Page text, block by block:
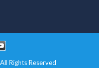
Rights Reserved